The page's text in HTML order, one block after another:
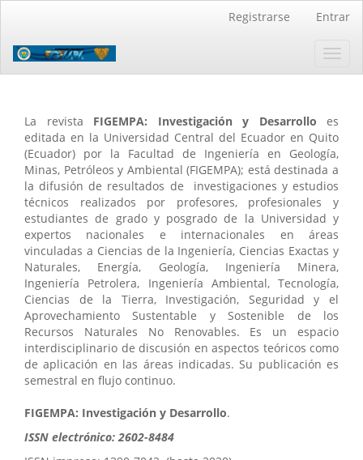
principal
Barra
Registrarse Entrar
La revista FIGEMPA: Investigación y Desarrollo es
editada en la Universidad Central del Ecuador en Quito
(Ecuador) por la Facultad de Ingeniería en Geología,
Minas, Petróleos y Ambiental (FIGEMPA); está destinada a
la difusión de resultados de investigaciones y estudios
técnicos realizados por profesores, profesionales y
estudiantes de grado y posgrado de la Universidad y
expertos nacionales e internacionales en áreas
vinculadas a Ciencias de la Ingeniería, Ciencias Exactas y
Naturales, Energía, Geología, Ingeniería Minera,
Ingeniería Petrolera, Ingeniería Ambiental, Tecnología,
Ciencias de la Tierra, Investigación, Seguridad y el
Aprovechamiento Sustentable y Sostenible de los
Recursos Naturales No Renovables. Es un espacio
interdisciplinario de discusión en aspectos teóricos como
de aplicación en las áreas indicadas. Su publicación es
semestral en flujo continuo.
FIGEMPA: Investigación y Desarrollo.
ISSN electrónico: 2602-8484